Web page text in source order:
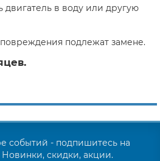
двигатель в воду или другую
подлежат замене.
событий - подпишитесь на
скидки, акции.